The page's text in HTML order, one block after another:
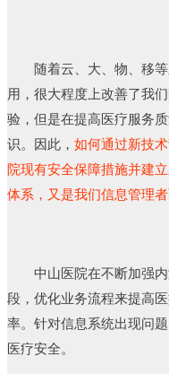
随着云、大、物、移等
用，很大程度上改善了我
验，但是在提高医疗服务
识。因此， 如何通过新技
院现有安全保障措施并建
体系，又是我们信息管理
中山医院在不断加强内
段，优化业务流程来提高
率。针对信息系统出现问
医疗安全。